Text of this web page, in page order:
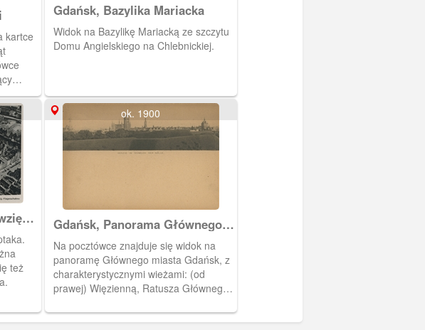
kartce
Gdańsk, Bazylika Mariacka
Widok na Bazylikę Mariacką ze szczytu
Domu Angielskiego na Chlebnickiej.
u.
też
ok. 1900
Gdańsk, Panorama Głównego
Miasta "Alt Danzig"
Na pocztówce znajduje się widok na
panoramę Głównego miasta Gdańsk, z
charakterystycznymi wieżami: (od
prawej) Więzienną, Ratusza Głównego
Głównego. Na pierwszym planie wały